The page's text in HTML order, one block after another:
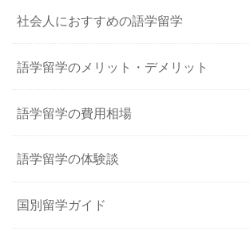
社会人におすすめの語学留学
語学留学のメリット・デメリット
語学留学の費用相場
語学留学の体験談
国別留学ガイド